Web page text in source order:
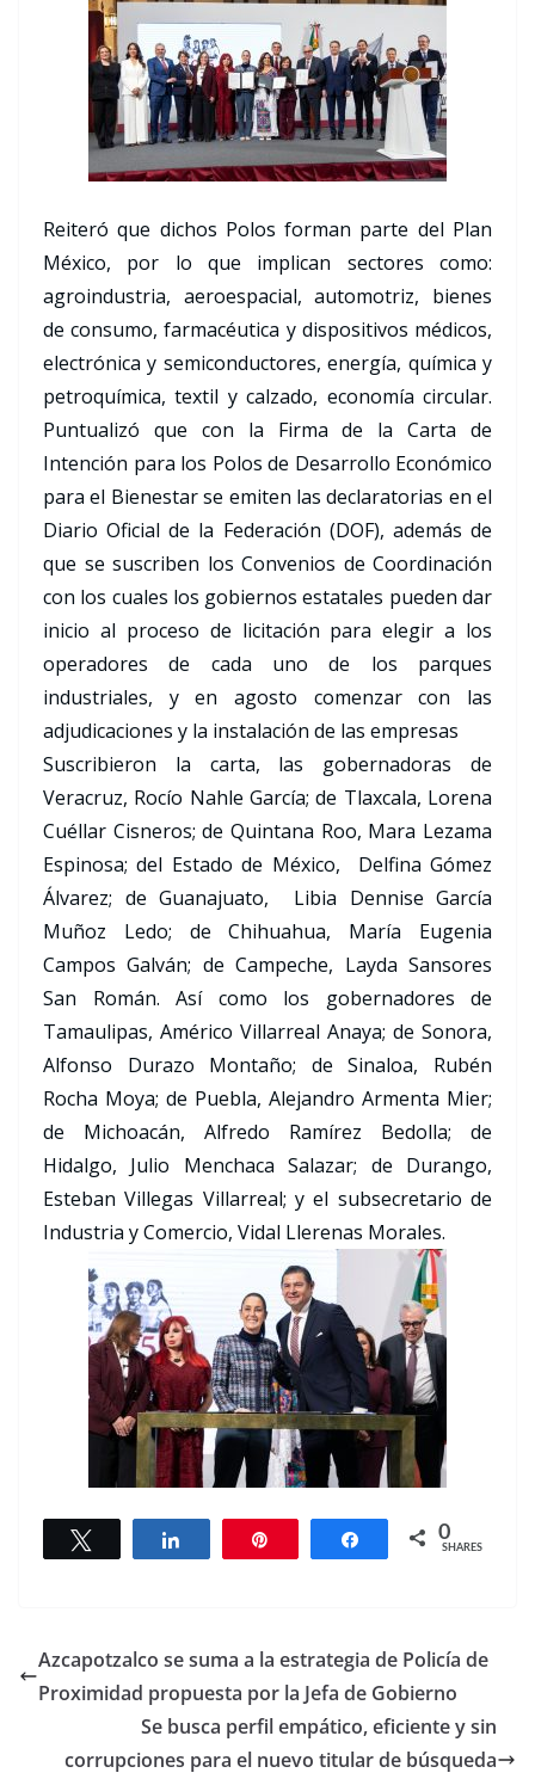
Reiteró que dichos Polos forman parte del Plan
México, por lo que implican sectores como:
agroindustria, aeroespacial, automotriz, bienes
de consumo, farmacéutica y dispositivos médicos,
electrónica y semiconductores, energía, química y
petroquímica, textil y calzado, economía circular.
Puntualizó que con la Firma de la Carta de
Intención para los Polos de Desarrollo Económico
para el Bienestar se emiten las declaratorias en el
Diario Oficial de la Federación (DOF), además de
que se suscriben los Convenios de Coordinación
con los cuales los gobiernos estatales pueden dar
inicio al proceso de licitación para elegir a los
operadores de cada uno de los parques
industriales, y en agosto comenzar con las
adjudicaciones y la instalación de las empresas
Suscribieron la carta, las gobernadoras de
Veracruz, Rocío Nahle García; de Tlaxcala, Lorena
Cuéllar Cisneros; de Quintana Roo, Mara Lezama
Espinosa; del Estado de México, Delfina Gómez
Álvarez; de Guanajuato, Libia Dennise García
Muñoz Ledo; de Chihuahua, María Eugenia
Campos Galván; de Campeche, Layda Sansores
San Román. Así como los gobernadores de
Tamaulipas, Américo Villarreal Anaya; de Sonora,
Alfonso Durazo Montaño; de Sinaloa, Rubén
Rocha Moya; de Puebla, Alejandro Armenta Mier;
de Michoacán, Alfredo Ramírez Bedolla; de
Hidalgo, Julio Menchaca Salazar; de Durango,
Esteban Villegas Villarreal; y el subsecretario de
Industria y Comercio, Vidal Llerenas Morales.
Share 0
SHARES
Azcapotzalco se suma a la estrategia de Policía de
Proximidad propuesta por la Jefa de Gobierno
Se busca perfil empático, eficiente y sin
corrupciones para el nuevo titular de búsqueda